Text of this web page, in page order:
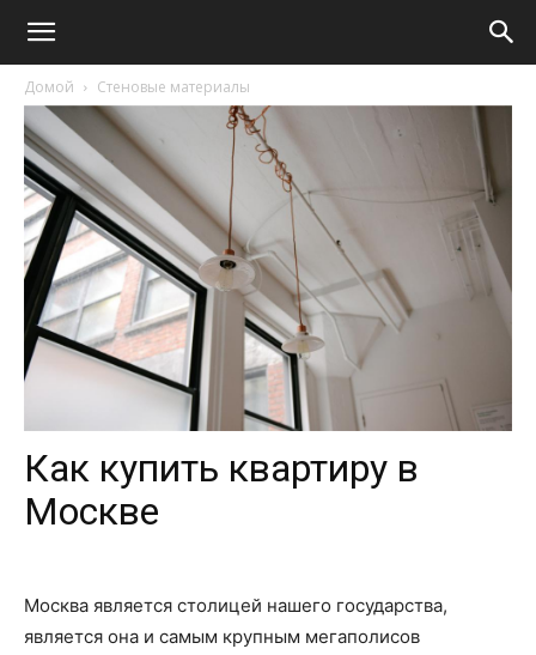
Домой Стеновые материалы
Как купить квартиру в
Москве
Москва является столицей нашего государства,
является она и самым крупным мегаполисов